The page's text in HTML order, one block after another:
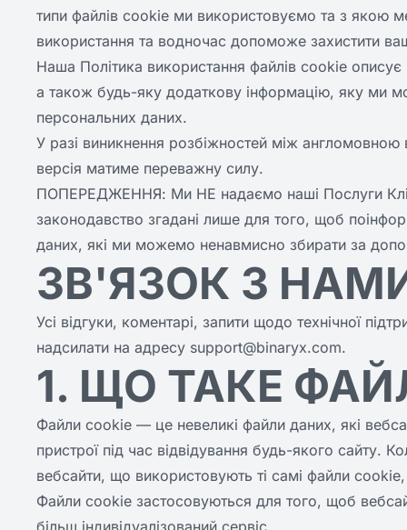
типи файлів cookie ми використовуємо та з якою
використання та водночас допоможе захистити
Наша Політика використання файлів cookie
а також будь-яку додаткову інформацію, яку ми
персональних даних.
У разі виникнення розбіжностей між англомовною
версія матиме переважну силу.
ПОПЕРЕДЖЕННЯ: Ми НЕ надаємо наші Послуги
законодавство згадані лише для того, щоб
даних, які ми можемо ненавмисно збирати за
ЗВ'ЯЗОК З
Усі відгуки, коментарі, запити щодо технічної
надсилати на адресу support@binaryx.com.
1. ЩО ТАКЕ
Файли cookie — це невеликі файли даних, які
пристрої під час відвідування будь-якого сайту.
вебсайти, що використовують ті самі файли
Файли cookie застосовуються для того, щоб
більш індивідуалізований сервіс.